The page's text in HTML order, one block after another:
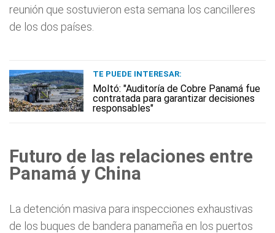
reunión que sostuvieron esta semana los cancilleres
de los dos países.
TE PUEDE INTERESAR:
Moltó: "Auditoría de Cobre Panamá fue
contratada para garantizar decisiones
responsables"
Futuro de las relaciones entre
Panamá y China
La detención masiva para inspecciones exhaustivas
de los buques de bandera panameña en los puertos